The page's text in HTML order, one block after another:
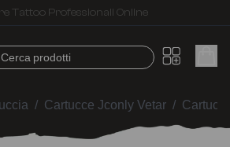
– Prodotti selezionati per tatuatori
Cerca prodotti
/ Cartucce Jconly Vetar /